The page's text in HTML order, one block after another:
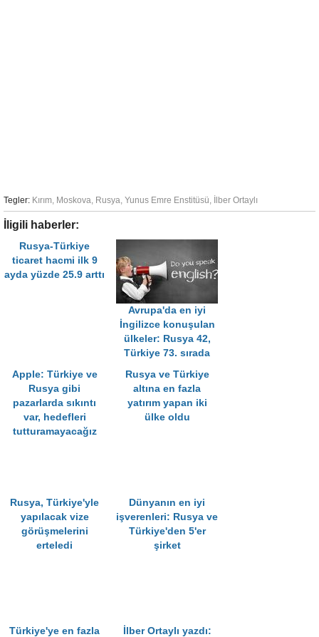
Tegler: Kırım, Moskova, Rusya, Yunus Emre Enstitüsü, İlber Ortaylı
İligili haberler:
Rusya-Türkiye
ticaret hacmi ilk 9
ayda yüzde 25.9 arttı
Avrupa'da en iyi
İngilizce konuşulan
ülkeler: Rusya 42,
Türkiye 73. sırada
Apple: Türkiye ve
Rusya gibi
pazarlarda sıkıntı
var, hedefleri
tutturamayacağız
Rusya ve Türkiye
altına en fazla
yatırım yapan iki
ülke oldu
Rusya, Türkiye'yle
yapılacak vize
görüşmelerini
erteledi
Dünyanın en iyi
işverenleri: Rusya ve
Türkiye'den 5'er
şirket
Türkiye'ye en fazla
İlber Ortaylı yazdı: